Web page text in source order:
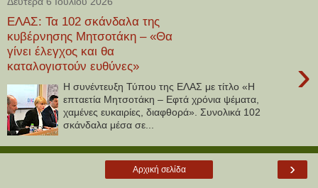
ΕΛΑΣ: Τα 102 σκάνδαλα της
κυβέρνησης Μητσοτάκη – «Θα
γίνει έλεγχος και θα
καταλογιστούν ευθύνες»
›
Η συνέντευξη Τύπου της ΕΛΑΣ με τίτλο «Η
επταετία Μητσοτάκη – Εφτά χρόνια ψέματα,
χαμένες ευκαιρίες, διαφθορά». Συνολικά 102
σκάνδαλα μέσα σε...
›
Αρχική σελίδα